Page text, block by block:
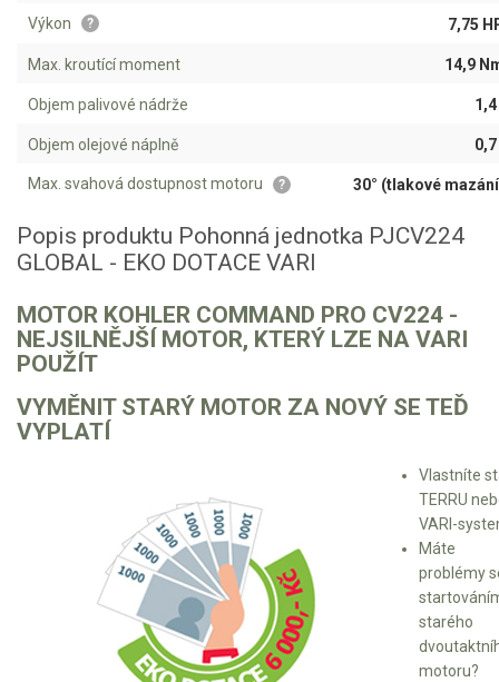
VARI malotraktory
VARI akční sety
VARI DSK-317
VARI pohonné jednotky
VARI přímo připojitelné stroje
VARI multifunkční nosiče
Sněhové frézy
Vertikutátory
Kultivátory
Vysavače a foukače
Elektrocentrály
Štěpkovače a drtiče
Elektrické skútry
Výkon ? 7,75
Max. kroutící moment 14,9
Objem palivové nádrže
Objem olejové náplně
Max. svahová dostupnost motoru ? 30° (tlakové
Popis produktu Pohonná jednotka PJCV224
GLOBAL - EKO DOTACE VARI
MOTOR KOHLER COMMAND PRO CV224 -
NEJSILNĚJŠÍ MOTOR, KTERÝ LZE NA VARI
POUŽÍT
VYMĚNIT STARÝ MOTOR ZA NOVÝ SE TEĎ
VYPLATÍ
Vlastníte
TERRU
VARI-
Máte
problémy
starého
motoru?